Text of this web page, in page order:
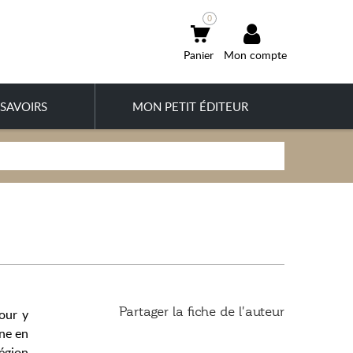
Mon compte
0
MON PETIT ÉDITEUR
y
en
Partager la fiche de l'auteur